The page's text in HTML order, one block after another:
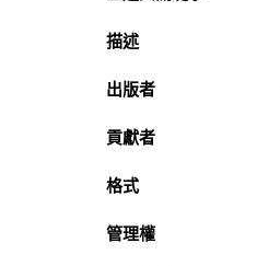
描述
出版者
貢獻者
格式
管理權